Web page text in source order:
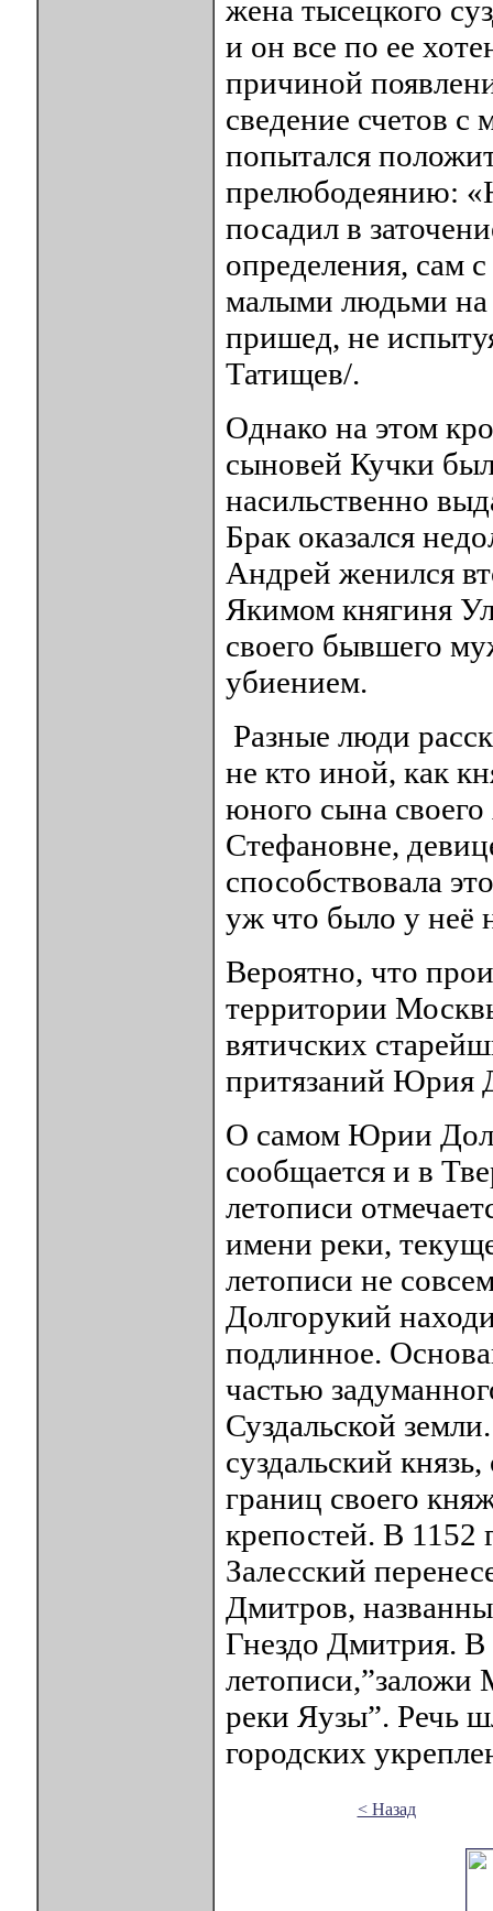
жена тысецкого
и он все по ее
причиной
сведение счетов
попытался
прелюбодеянию:
посадил в
определения, сам
малыми людьми на
пришед, не
Татищев/.
Однако на этом
сыновей Кучки
насильственно
Брак оказался
Андрей женился
Якимом княгиня
своего бывшего
убиением.
Разные люди
не кто иной, как
юного сына
Стефановне,
способствовала
уж что было у неё
Вероятно, что
территории
вятичских
притязаний Юрия
О самом Юрии
сообщается и в
летописи
имени реки,
летописи не
Долгорукий
подлинное.
частью
Суздальской
суздальский
границ своего
крепостей. В 1152
Залесский
Дмитров,
Гнездо Дмитрия.
реки Яузы”. Речь
городских
< Назад